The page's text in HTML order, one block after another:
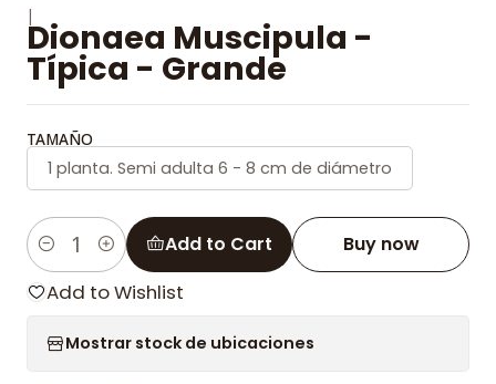
|
Dionaea Muscipula -
Típica - Grande
TAMAÑO
1 planta. Semi adulta 6 - 8 cm de diámetro
Quantity Add to Cart Buy now
Add to Wishlist
Mostrar stock de ubicaciones